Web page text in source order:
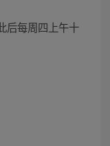
后每周四上午十